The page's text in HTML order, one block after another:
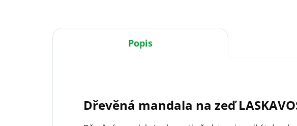
Popis
Dřevěná mandala na zeď